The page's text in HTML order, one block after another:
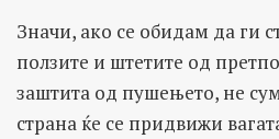
Значи, ако се обидам да ги
ползите и штетите од
заштита од пушењето, не
страна ќе се придвижи